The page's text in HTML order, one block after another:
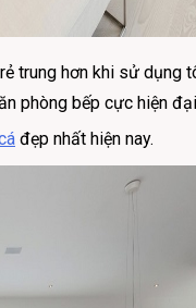
trung hơn khi sử dụng
phòng bếp cực hiện
đẹp nhất hiện nay.